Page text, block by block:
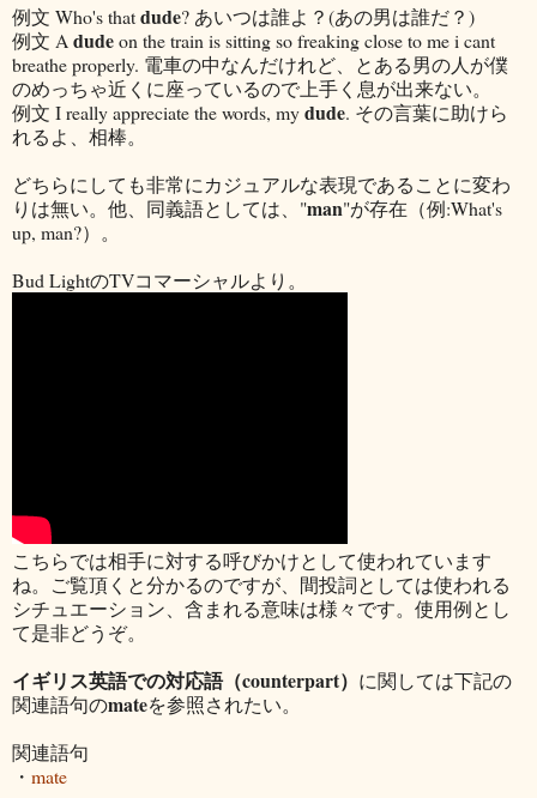
例文 Who's thatdude? あいつは誰よ？(あの男は誰だ？)
例文 A dudeon the train is sitting so freaking close to me i cant
breathe properly. 電車の中なんだけれど、とある男の人が僕
のめっちゃ近くに座っているので上手く息が出来ない。
例文 I really appreciate the words, mydude. その言葉に助けら
れるよ、相棒。
どちらにしても非常にカジュアルな表現であることに変わ
りは無い。他、同義語としては、"man"が存在（例:What's
up, man?）。
Bud LightのTVコマーシャルより。
こちらでは相手に対する呼びかけとして使われています
ね。ご覧頂くと分かるのですが、間投詞としては使われる
シチュエーション、含まれる意味は様々です。使用例とし
て是非どうぞ。
イギリス英語での対応語（counterpart） に関しては下記の
関連語句のmateを参照されたい。
関連語句
・ mate